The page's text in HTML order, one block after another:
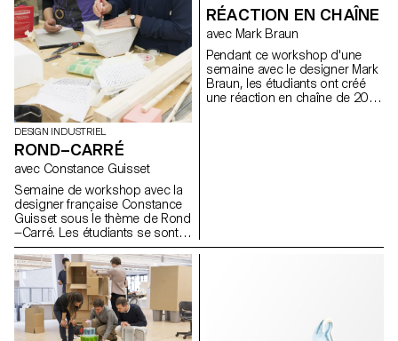
de rencontre entre les cultures
chinoises, malaisiennes et
indiennes. L'objectif du
workshop était d'immerger les
étudiants pendant une semaine
au cœur de la culture
cosmopolite de Singapour. Ils
ont conçu des objets tels que
des ustensiles de cuisine, de la
vaisselle ou de la signalisation
qui améliorent l'expérience des
clients et des travailleurs au
sein des "Hawker Centres". Ce
workshop a permis aux
étudiants des deux universités
de partager leur savoir-faire
dans le domaine du design
industriel. Le résultat de cette
recherche démontre une
grande variété de solutions
pour améliorer les "Hawker
Centres”.
DESIGN INDUSTRIEL
ROND–CARRÉ
avec Constance Guisset
Semaine de workshop avec la
designer française Constance
Guisset sous le thème de Rond
—Carré. Les étudiants se sont
confrontés aux décisions qu'ils
doivent prendre lorsqu'ils
dessinent un objet domestique
et ainsi comprendre pourquoi
et surtout comment ils doivent
choisir les formes qui vont
définir leurs produits.
RÉACTION EN CHAÎNE
avec Mark Braun
Pendant ce workshop d'une
semaine avec le designer Mark
Braun, les étudiants ont créé
une réaction en chaîne de 20